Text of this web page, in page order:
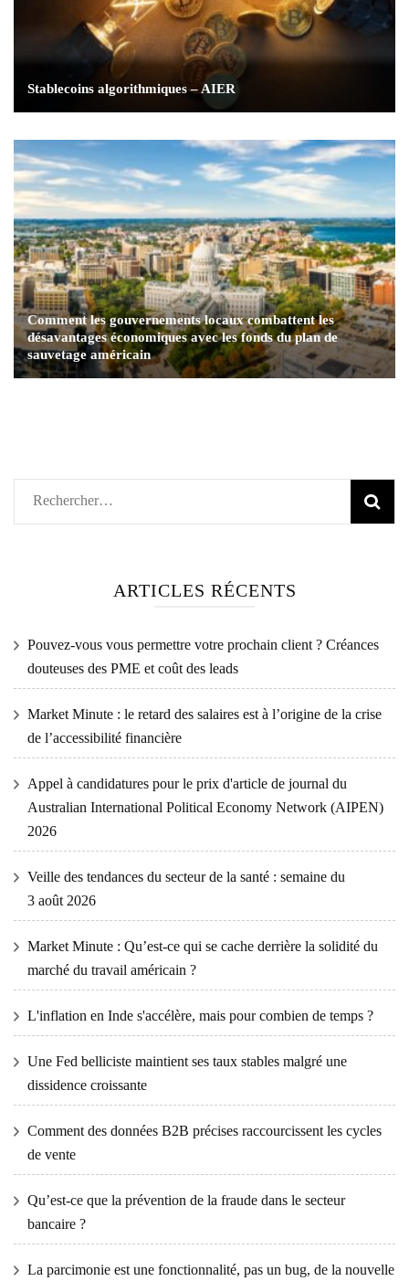
Stablecoins algorithmiques – AIER
Comment les gouvernements locaux combattent les
désavantages économiques avec les fonds du plan de
sauvetage américain
Rechercher :
ARTICLES RÉCENTS
Pouvez-vous vous permettre votre prochain client ? Créances
douteuses des PME et coût des leads
Market Minute : le retard des salaires est à l’origine de la crise
de l’accessibilité financière
Appel à candidatures pour le prix d'article de journal du
Australian International Political Economy Network (AIPEN)
2026
Veille des tendances du secteur de la santé : semaine du
3 août 2026
Market Minute : Qu’est-ce qui se cache derrière la solidité du
marché du travail américain ?
L'inflation en Inde s'accélère, mais pour combien de temps ?
Une Fed belliciste maintient ses taux stables malgré une
dissidence croissante
Comment des données B2B précises raccourcissent les cycles
de vente
Qu’est-ce que la prévention de la fraude dans le secteur
bancaire ?
La parcimonie est une fonctionnalité, pas un bug, de la nouvelle